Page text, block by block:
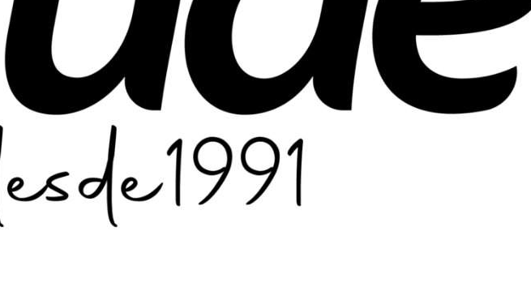
de personas. Cada actividad está planificada y pensada para poder satisfacer los
y perfeccionarnos constantemente en esta sociedad apurada y cambiante. Por este
y formación para todo aquel que lo requiera.
y por eso te invitamos a seguir este camino.
técnico; es una declaración de valores.
, su organización asume un rol activo en la salud pública.